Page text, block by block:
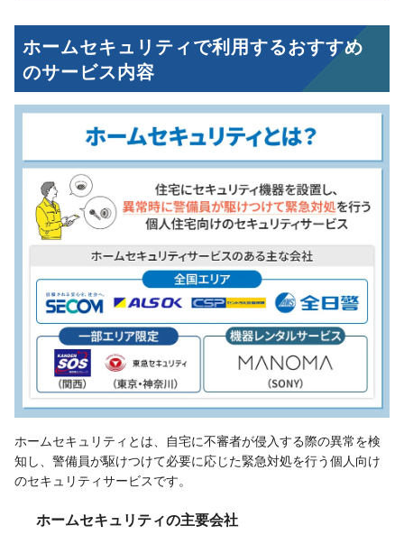
ホームセキュリティで利用するおすすめ
のサービス内容
ホームセキュリティとは、自宅に不審者が侵入する際の異常を検
知し、警備員が駆けつけて必要に応じた緊急対処を行う個人向け
のセキュリティサービスです。
ホームセキュリティの主要会社